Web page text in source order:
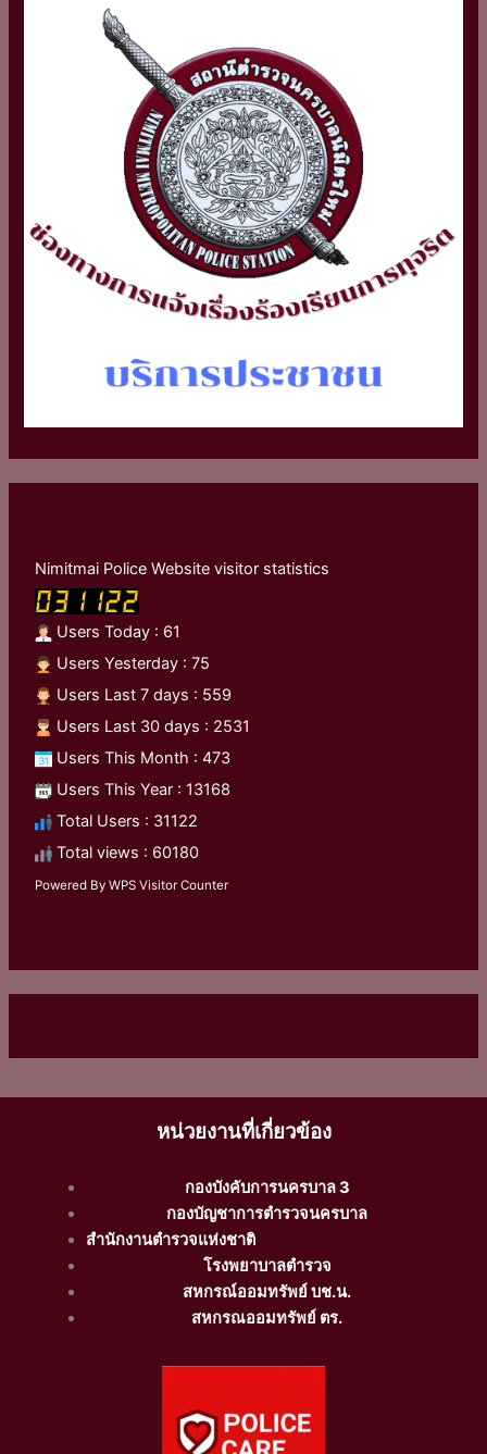
Nimitmai Police Website visitor statistics
Users Today : 61
Users Yesterday : 75
Users Last 7 days : 559
Users Last 30 days : 2531
Users This Month : 473
Users This Year : 13168
Total Users : 31122
Total views : 60180
Powered ByWPS Visitor Counter
หน่วยงานที่เกี่ยวข้อง
กองบังคับการนครบาล 3
กองบัญชาการตำรวจนครบาล
สำนักงานตำรวจแห่งชาติ
โรงพยาบาลตำรวจ
สหกรณ์ออมทรัพย์ บช.น.
สหกรณออมทรัพย์ ตร.